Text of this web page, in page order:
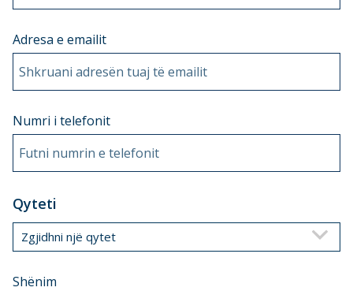
Adresa e emailit
Shkruani adresën tuaj të emailit
Numri i telefonit
Futni numrin e telefonit
Qyteti
Zgjidhni një qytet
Shënim